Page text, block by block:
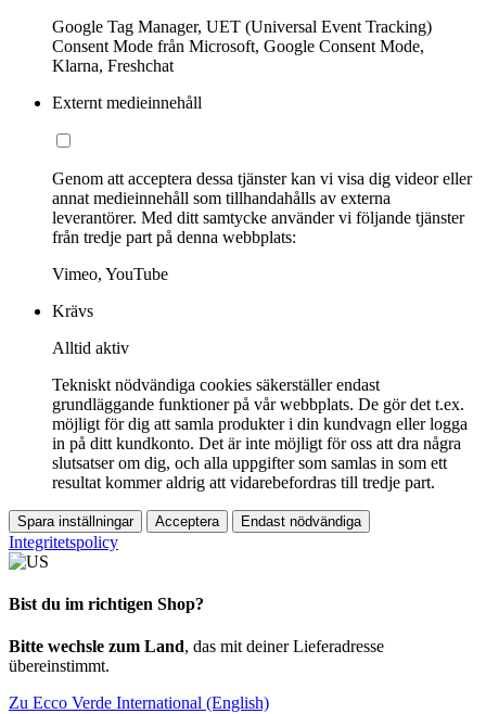
Google Tag Manager, UET (Universal Event Tracking)
Consent Mode från Microsoft, Google Consent Mode,
Klarna, Freshchat
Externt medieinnehåll
Genom att acceptera dessa tjänster kan vi visa dig videor eller
annat medieinnehåll som tillhandahålls av externa
leverantörer. Med ditt samtycke använder vi följande tjänster
från tredje part på denna webbplats:
Vimeo, YouTube
Krävs
Alltid aktiv
Tekniskt nödvändiga cookies säkerställer endast
grundläggande funktioner på vår webbplats. De gör det t.ex.
möjligt för dig att samla produkter i din kundvagn eller logga
in på ditt kundkonto. Det är inte möjligt för oss att dra några
slutsatser om dig, och alla uppgifter som samlas in som ett
resultat kommer aldrig att vidarebefordras till tredje part.
Spara inställningar Acceptera Endast nödvändiga
Integritetspolicy
Bist du im richtigen Shop?
Bitte wechsle zum Land, das mit deiner Lieferadresse
übereinstimmt.
Zu Ecco Verde International (English)